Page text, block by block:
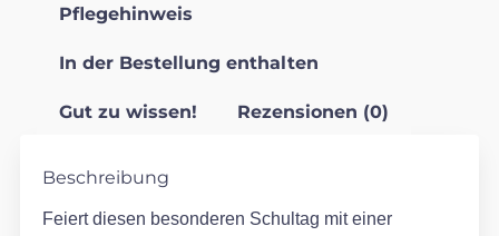
Pflegehinweis
In der Bestellung enthalten
Gut zu wissen! Rezensionen (0)
Beschreibung
Feiert diesen besonderen Schultag mit einer